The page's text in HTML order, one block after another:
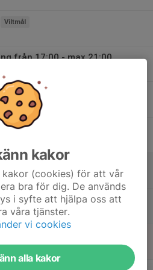
Viltmål
från 17:00 - max 21:00
lördagar 10.00-13.00
10-13
kakor
kakor (cookies) för att vår
bra för dig. De används
i syfte att hjälpa oss att
våra tjänster.
vi cookies
alla kakor